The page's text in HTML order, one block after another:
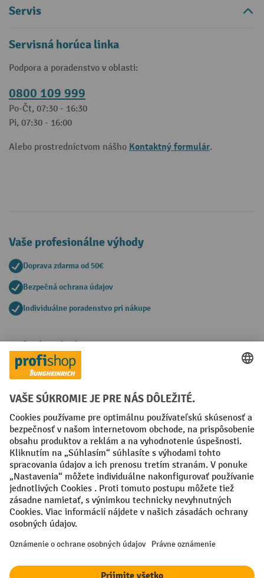
Servis
Servisná horúca linka
Podpora a poradenstvo v oblasti:
0800 109 999
Po-Čt, 07:30 - 16:30
Pi, 07:30 - 16:00
Alebo prostredníctvom nášho Kontaktný formulár.
Vaše profesionálne výhody
Doprava zdarma od 50€
Bezpečná ochrana údajov
Individuálne poradenstvo pri nákupe
Spôsoby platby
Creditcard (Master)Creditcard (Visa)
Faktúra Predplatba
Sociálne siete
Facebook
YouTube
LinkedIn
Nastavenia ochrany osobných údajov
All prices excl. VAT plusshipping costsand possible delivery charges,